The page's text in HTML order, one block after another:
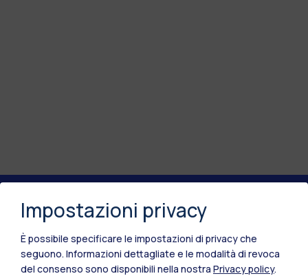
Polimi Community
Tutti i siti dell’ecosistema
Impostazioni privacy
È possibile specificare le impostazioni di privacy che
seguono. Informazioni dettagliate e le modalità di revoca
del consenso sono disponibili nella nostra Privacy policy.